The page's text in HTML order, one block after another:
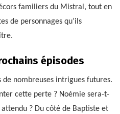
familiers du Mistral, tout en
de personnages qu’ils
épisodes
de nombreuses intrigues futures.
cette perte ? Noémie sera-t-
? Du côté de Baptiste et